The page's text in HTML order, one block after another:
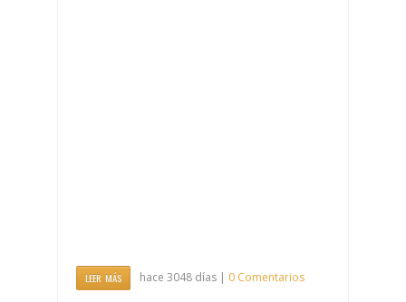
LEER MÁS hace 3048 días | 0 Comentarios